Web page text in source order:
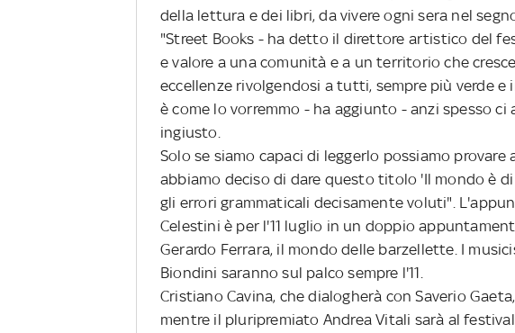
della lettura e dei libri, da vivere ogni sera nel
"Street Books - ha detto il direttore artistico del
e valore a una comunità e a un territorio che
eccellenze rivolgendosi a tutti, sempre più verde e
è come lo vorremmo - ha aggiunto - anzi spesso ci
ingiusto.
Solo se siamo capaci di leggerlo possiamo provare
abbiamo deciso di dare questo titolo 'Il mondo è
gli errori grammaticali decisamente voluti".
Celestini è per l'11 luglio in un doppio
Gerardo Ferrara, il mondo delle barzellette. I
Biondini saranno sul palco sempre l'11.
Cristiano Cavina, che dialogherà con Saverio
mentre il pluripremiato Andrea Vitali sarà al